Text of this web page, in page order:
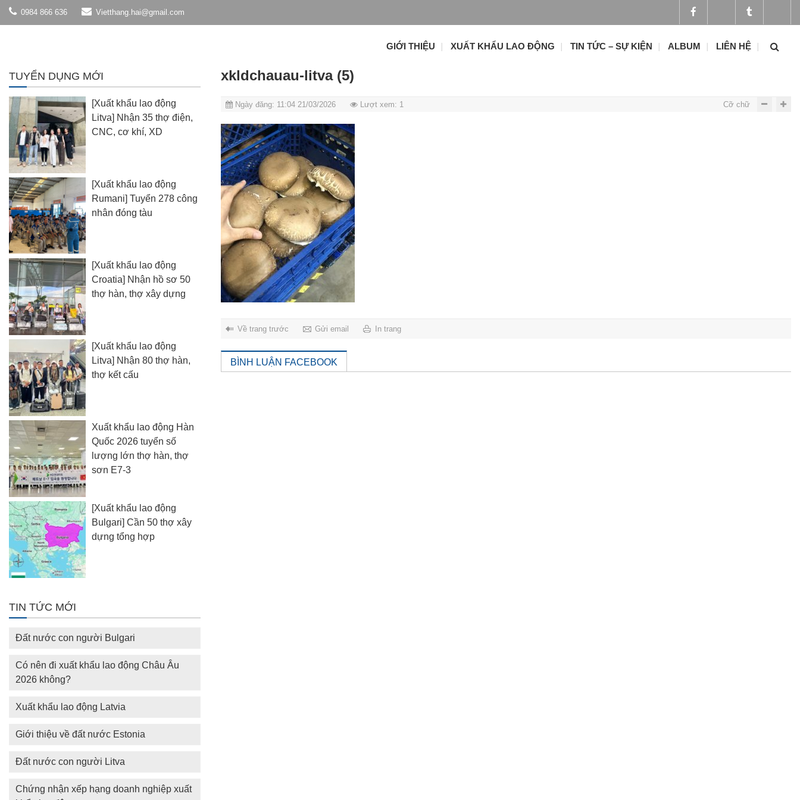
0984 866 636 Vietthang.hai@gmail.com
GIỚI THIỆU XUẤT KHẨU LAO ĐỘNG TIN TỨC – SỰ KIỆN ALBUM LIÊN HỆ
xkldchauau-litva (5)
Ngày đăng: 11:04 21/03/2026 Lượt xem: 1 Cỡ chữ
Về trang trước Gửi email In trang
BÌNH LUẬN FACEBOOK
TUYỂN DỤNG MỚI
[Xuất khẩu lao động
Litva] Nhận 35 thợ điện,
CNC, cơ khí, XD
[Xuất khẩu lao động
Rumani] Tuyển 278 công
nhân đóng tàu
[Xuất khẩu lao động
Croatia] Nhận hồ sơ 50
thợ hàn, thợ xây dựng
[Xuất khẩu lao động
Litva] Nhận 80 thợ hàn,
thợ kết cấu
Xuất khẩu lao động Hàn
Quốc 2026 tuyển số
lượng lớn thợ hàn, thợ
sơn E7-3
[Xuất khẩu lao động
Bulgari] Cần 50 thợ xây
dựng tổng hợp
TIN TỨC MỚI
Đất nước con người Bulgari
Có nên đi xuất khẩu lao động Châu Âu
2026 không?
Xuất khẩu lao động Latvia
Giới thiệu về đất nước Estonia
Đất nước con người Litva
Chứng nhận xếp hạng doanh nghiệp xuất